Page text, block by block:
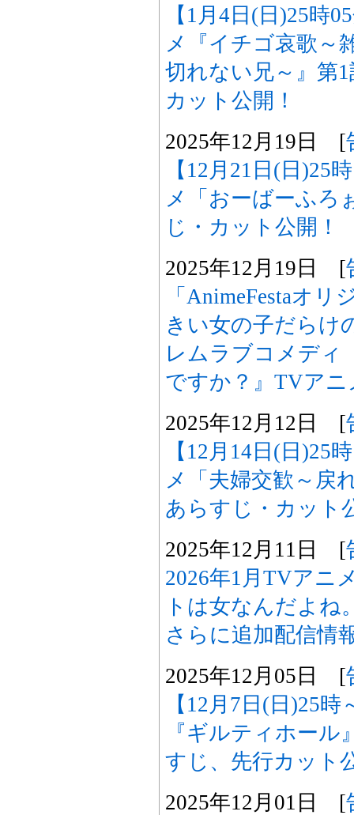
【1月4日(日)25時
メ『イチゴ哀歌～
切れない兄～』第
カット公開！
2025年12月19日 [
【12月21日(日)25
メ「おーばーふろ
じ・カット公開！
2025年12月19日 [
「AnimeFestaオ
きい女の子だらけ
レムラブコメディ
ですか？』TVアニ
2025年12月12日 [
【12月14日(日)25
メ「夫婦交歓～戻
あらすじ・カット
2025年12月11日 [
2026年1月TVアニ
トは女なんだよね
さらに追加配信情
2025年12月05日 [
【12月7日(日)25
『ギルティホール
すじ、先行カット
2025年12月01日 [